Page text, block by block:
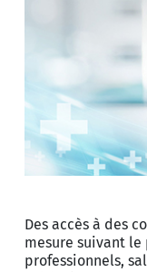
Des accès à des
mesure suivant
professionnels,